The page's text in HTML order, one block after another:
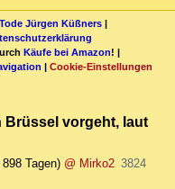
Jürgen Küßners |
Käufe bei Amazon! |
| Cookie-Einstellungen
Brüssel vorgeht, laut
Tagen) @ Mirko2 3824